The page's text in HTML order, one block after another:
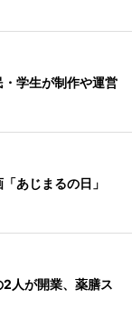
学生が制作や運営
「あじまるの日」
人が開業、薬膳ス